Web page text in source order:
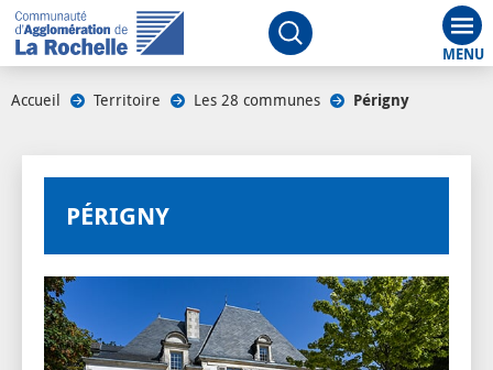
Ouvrir le moteur de
Accueil Territoire Les 28 communes Périgny
PÉRIGNY